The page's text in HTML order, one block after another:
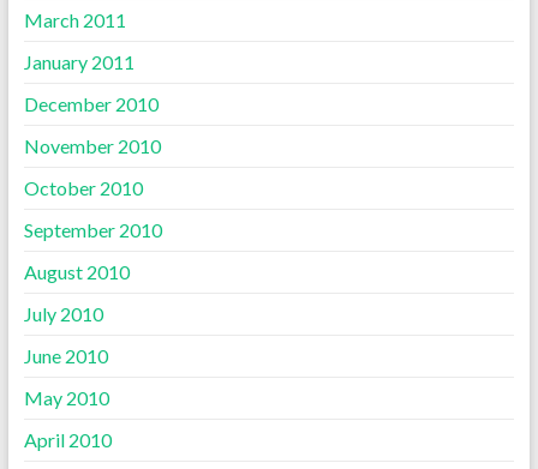
March 2011
January 2011
December 2010
November 2010
October 2010
September 2010
August 2010
July 2010
June 2010
May 2010
April 2010